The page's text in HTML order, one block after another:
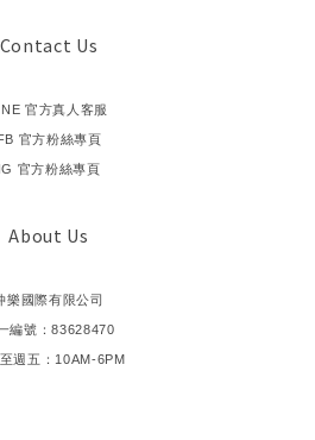
Contact Us
官方真人客服
官方粉絲專頁
IG 官方粉絲專頁
About Us
樂國際有限公司
編號：83628470
週五：10AM-6PM